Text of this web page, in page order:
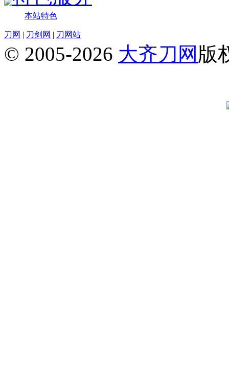
本站特色
刀网 | 刀剑网 | 刀网站
© 2005-2026 大齐刀网 版